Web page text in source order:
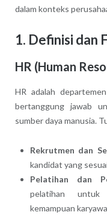
dalam konteks
1. Definisi dan
HR (Human
HR adalah
bertanggung jawab
sumber daya manusia.
Rekrutmen dan
kandidat yang
Pelatihan dan
pelatihan untuk
kemampuan